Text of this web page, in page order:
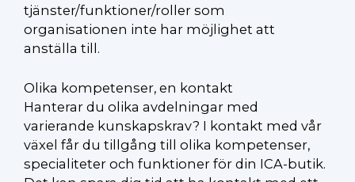
tjänster/funktioner/roller som
organisationen inte har möjlighet att
anställa till.
Olika kompetenser, en kontakt
Hanterar du olika avdelningar med
varierande kunskapskrav? I kontakt med vår
växel får du tillgång till olika kompetenser,
specialiteter och funktioner för din ICA-butik.